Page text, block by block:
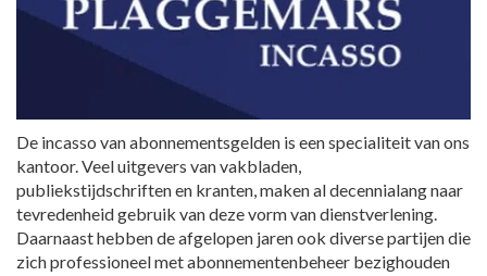
De incasso van abonnementsgelden is een specialiteit van ons
kantoor. Veel uitgevers van vakbladen,
publiekstijdschriften en kranten, maken al decennialang naar
tevredenheid gebruik van deze vorm van dienstverlening.
Daarnaast hebben de afgelopen jaren ook diverse partijen die
zich professioneel met abonnementenbeheer bezighouden